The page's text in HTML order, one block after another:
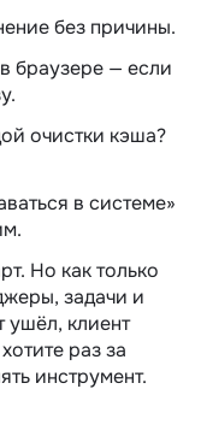
без причины.
браузере — если
очистки кэша?
в системе»
Но как только
задачи и
ушёл, клиент
раз за
инструмент.